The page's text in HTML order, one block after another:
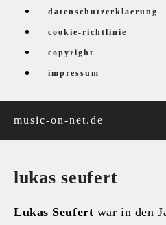
Inhalt
springen
datenschutzerklaerung
cookie-richtlinie
copyright
impressum
music-on-net.de
lukas seufert
Lukas Seufert war in den